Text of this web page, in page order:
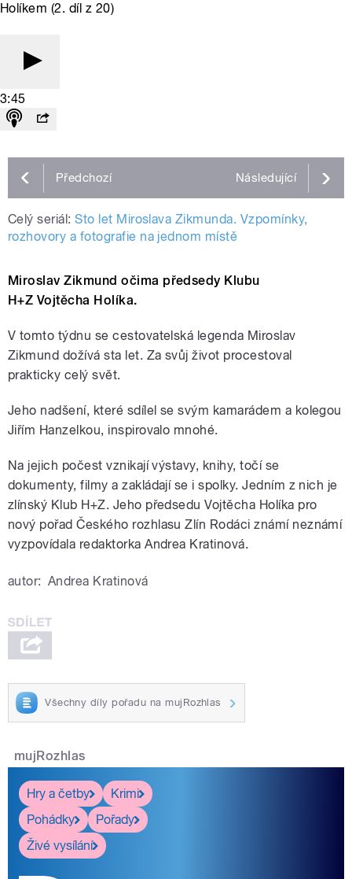
Holíkem (2. díl z 20)
3:45
Předchozí Následující
Celý seriál: Sto let Miroslava Zikmunda. Vzpomínky,
rozhovory a fotografie na jednom místě
Miroslav Zikmund očima předsedy Klubu
H+Z Vojtěcha Holíka.
V tomto týdnu se cestovatelská legenda Miroslav
Zikmund dožívá sta let. Za svůj život procestoval
prakticky celý svět.
Jeho nadšení, které sdílel se svým kamarádem a kolegou
Jiřím Hanzelkou, inspirovalo mnohé.
Na jejich počest vznikají výstavy, knihy, točí se
dokumenty, filmy a zakládají se i spolky. Jedním z nich je
zlínský Klub H+Z. Jeho předsedu Vojtěcha Holíka pro
nový pořad Českého rozhlasu Zlín Rodáci známí neznámí
vyzpovídala redaktorka Andrea Kratinová.
autor: Andrea Kratinová
Všechny díly pořadu na mujRozhlas
mujRozhlas
Hry a četby
Krimi
Pohádky
Pořady
Živé vysílání